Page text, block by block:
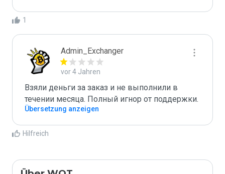
1
Admin_Exchanger
vor 4 Jahren
Взяли деньги за заказ и не выполнили в
течении месяца. Полный игнор от поддержки.
Übersetzung anzeigen
Hilfreich